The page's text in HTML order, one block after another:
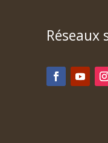
Réseaux